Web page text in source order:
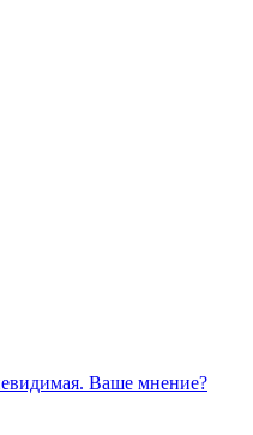
Ваше мнение?